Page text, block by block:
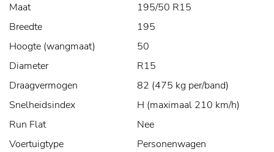
Maat
195/50 R15
Breedte
195
Hoogte (wangmaat)
50
Diameter
R15
Draagvermogen
82 (475 kg per/band)
Snelheidsindex
H (maximaal 210 km/h)
Run Flat
Nee
Voertuigtype
Personenwagen